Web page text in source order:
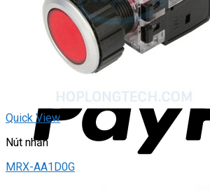
Quick View
Nút nhấn
MRX-AA1D0G